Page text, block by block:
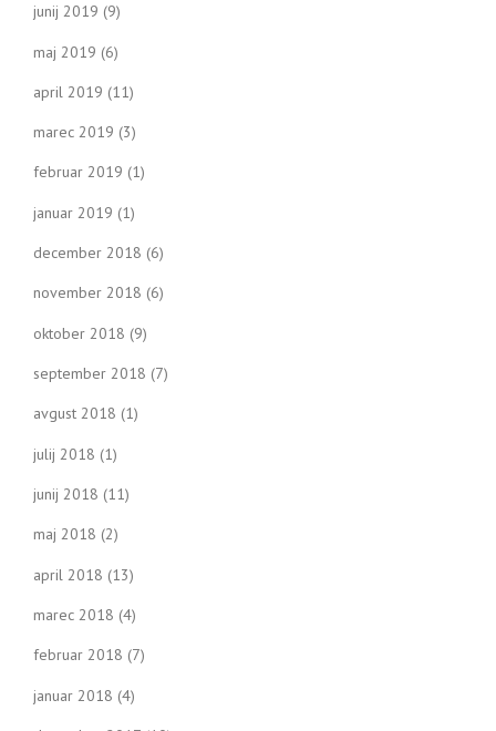
junij 2019 (9)
maj 2019 (6)
april 2019 (11)
marec 2019 (3)
februar 2019 (1)
januar 2019 (1)
december 2018 (6)
november 2018 (6)
oktober 2018 (9)
september 2018 (7)
avgust 2018 (1)
julij 2018 (1)
junij 2018 (11)
maj 2018 (2)
april 2018 (13)
marec 2018 (4)
februar 2018 (7)
januar 2018 (4)